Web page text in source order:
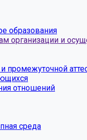
образования
и
промежуточной
отношений
среда